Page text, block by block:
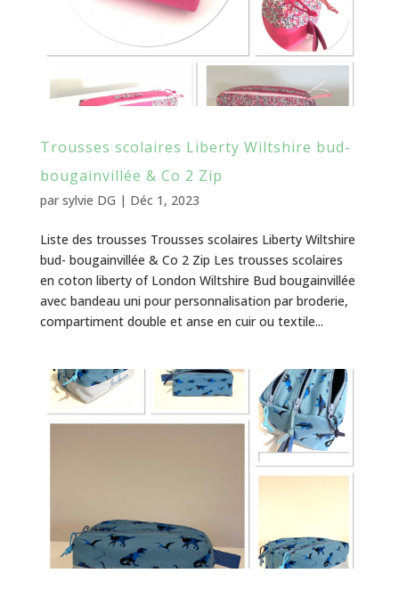
Trousses scolaires Liberty Wiltshire bud-
bougainvillée & Co 2 Zip
par sylvie DG | Déc 1, 2023
Liste des trousses Trousses scolaires Liberty Wiltshire
bud- bougainvillée & Co 2 Zip Les trousses scolaires
en coton liberty of London Wiltshire Bud bougainvillée
avec bandeau uni pour personnalisation par broderie,
compartiment double et anse en cuir ou textile...